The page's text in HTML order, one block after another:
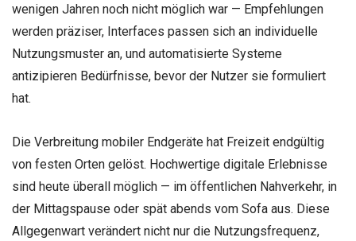
wenigen Jahren noch nicht möglich war — Empfehlungen
werden präziser, Interfaces passen sich an individuelle
Nutzungsmuster an, und automatisierte Systeme
antizipieren Bedürfnisse, bevor der Nutzer sie formuliert
hat.
Die Verbreitung mobiler Endgeräte hat Freizeit endgültig
von festen Orten gelöst. Hochwertige digitale Erlebnisse
sind heute überall möglich — im öffentlichen Nahverkehr, in
der Mittagspause oder spät abends vom Sofa aus. Diese
Allgegenwart verändert nicht nur die Nutzungsfrequenz,